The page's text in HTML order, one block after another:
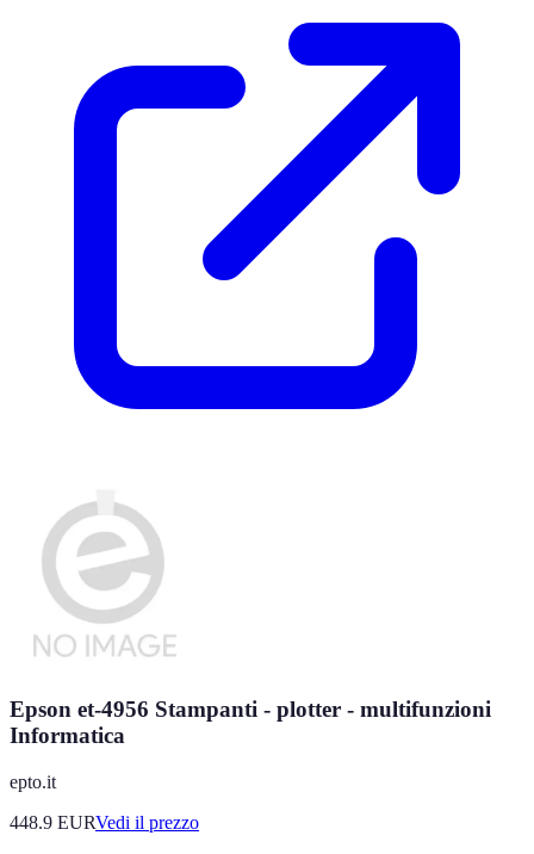
Epson et-4956 Stampanti - plotter - multifunzioni
Informatica
epto.it
448.9 EURVedi il prezzo